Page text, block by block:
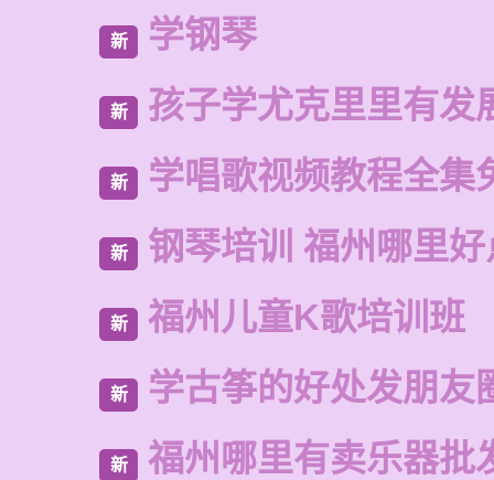
新 学钢琴
新 孩子学尤克里里有发
新 学唱歌视频教程全集
新 钢琴培训 福州哪里
新 福州儿童K歌培训班
新 学古筝的好处发朋友
新 福州哪里有卖乐器批